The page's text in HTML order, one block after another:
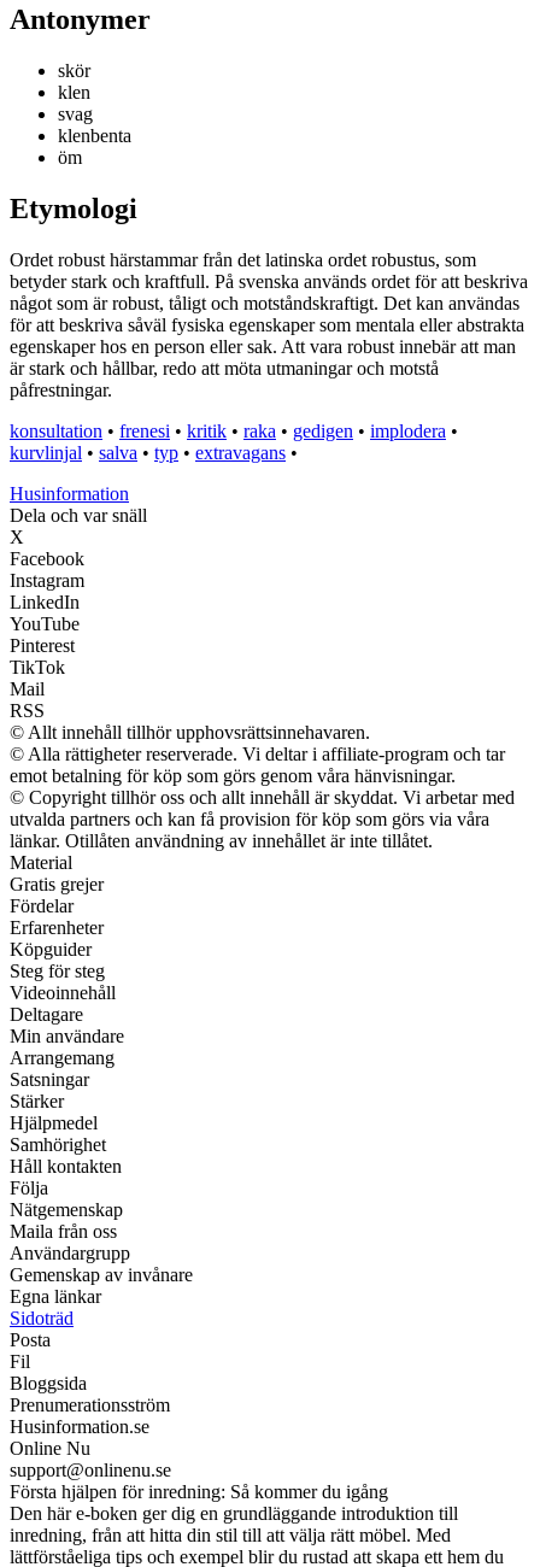
Antonymer
skör
klen
svag
klenbenta
öm
Etymologi
Ordet robust härstammar från det latinska ordet robustus, som
betyder stark och kraftfull. På svenska används ordet för att beskriva
något som är robust, tåligt och motståndskraftigt. Det kan användas
för att beskriva såväl fysiska egenskaper som mentala eller abstrakta
egenskaper hos en person eller sak. Att vara robust innebär att man
är stark och hållbar, redo att möta utmaningar och motstå
påfrestningar.
konsultation • frenesi • kritik • raka • gedigen • implodera •
kurvlinjal • salva • typ • extravagans •
Husinformation
Dela och var snäll
X
Facebook
Instagram
LinkedIn
YouTube
Pinterest
TikTok
Mail
RSS
© Allt innehåll tillhör upphovsrättsinnehavaren.
© Alla rättigheter reserverade. Vi deltar i affiliate-program och tar
emot betalning för köp som görs genom våra hänvisningar.
© Copyright tillhör oss och allt innehåll är skyddat. Vi arbetar med
utvalda partners och kan få provision för köp som görs via våra
länkar. Otillåten användning av innehållet är inte tillåtet.
Material
Gratis grejer
Fördelar
Erfarenheter
Köpguider
Steg för steg
Videoinnehåll
Deltagare
Min användare
Arrangemang
Satsningar
Stärker
Hjälpmedel
Samhörighet
Håll kontakten
Följa
Nätgemenskap
Maila från oss
Användargrupp
Gemenskap av invånare
Egna länkar
Sidoträd
Posta
Fil
Bloggsida
Prenumerationsström
Husinformation.se
Online Nu
support@onlinenu.se
Första hjälpen för inredning: Så kommer du igång
Den här e-boken ger dig en grundläggande introduktion till
inredning, från att hitta din stil till att välja rätt möbel. Med
lättförståeliga tips och exempel blir du rustad att skapa ett hem du